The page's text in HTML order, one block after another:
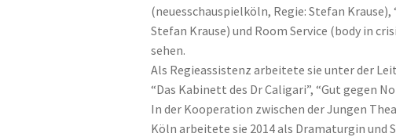
(neuesschauspielköln, Regie: Stefan
Stefan Krause) und Room Service (body in
sehen.
Als Regieassistenz arbeitete sie unter der
“Das Kabinett des Dr Caligari”, “Gut gegen
In der Kooperation zwischen der Jungen
Köln arbeitete sie 2014 als Dramaturgin und